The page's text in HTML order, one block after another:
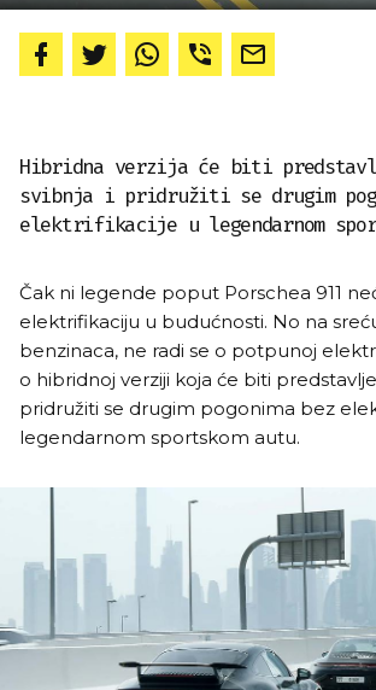
Hibridna verzija će biti
svibnja i pridružiti se drugim
elektrifikacije u legendarnom
Čak ni legende poput Porschea 911
elektrifikaciju u budućnosti. No na
benzinaca, ne radi se o potpunoj
o hibridnoj verziji koja će biti
pridružiti se drugim pogonima bez
legendarnom sportskom autu.